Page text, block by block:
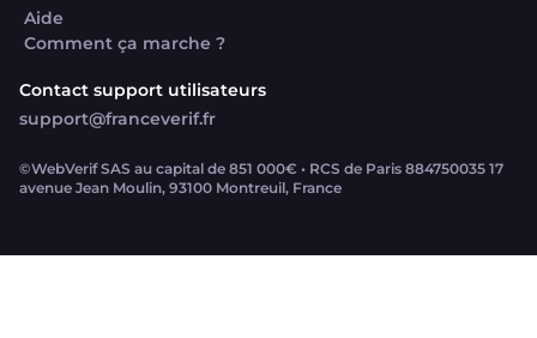
Aide
Comment ça marche ?
Contact support utilisateurs
support@franceverif.fr
©WebVerif SAS au capital de 851 000€ • RCS de Paris 884750035 17
avenue Jean Moulin, 93100 Montreuil, France